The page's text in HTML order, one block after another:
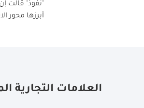
نفوذ قالت
أبرزها محور
العلامات التجارية